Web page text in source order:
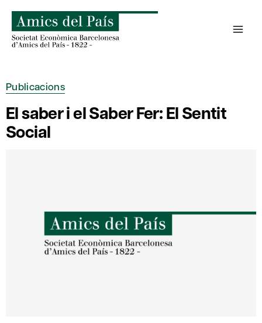
content
Publicacions
El saber i el Saber Fer: El Sentit
Social